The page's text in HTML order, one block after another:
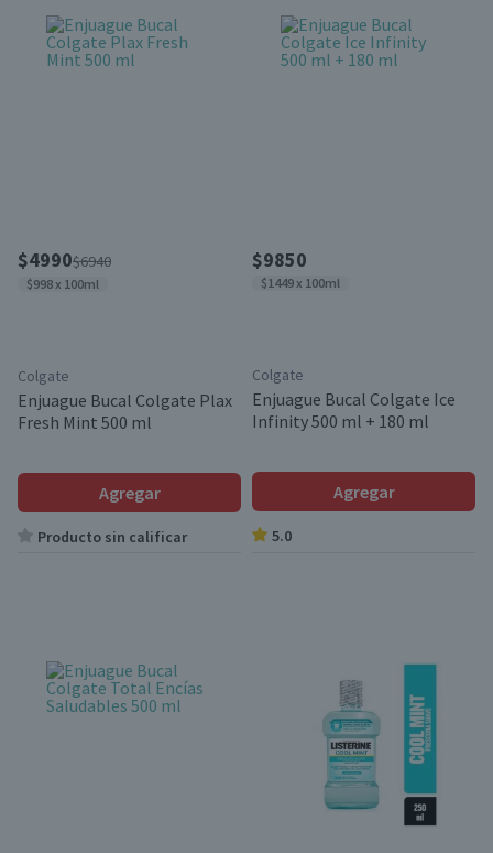
$4990$6940
$998 x 100ml
Colgate
Enjuague Bucal Colgate Plax
Fresh Mint 500 ml
Agregar
Producto sin calificar
$9850
$1449 x 100ml
Colgate
Enjuague Bucal Colgate Ice
Infinity 500 ml + 180 ml
Agregar
5.0